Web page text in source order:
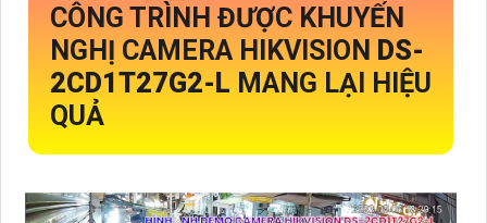
CÔNG TRÌNH ĐƯỢC KHUYẾN
NGHỊ CAMERA HIKVISION DS-
2CD1T27G2-L MANG LẠI HIỆU
QUẢ